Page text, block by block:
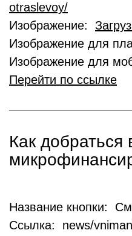
otraslevoy/
Изображение:
Изображение для
Изображение для
Перейти по ссылке
Как
Название кнопки:
Ссылка: news/